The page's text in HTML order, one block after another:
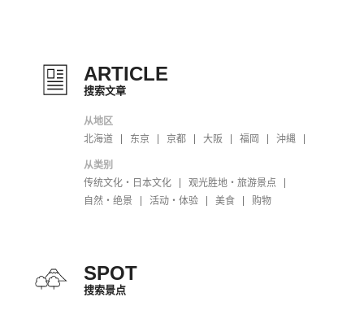
ARTICLE
搜索文章
从地区
北海道
东京 京都 大阪 福岡 沖縄
从类别
传统文化・日本文化
观光胜地・旅游景点
自然・绝景
活动・体验 美食 购物
SPOT
搜索景点